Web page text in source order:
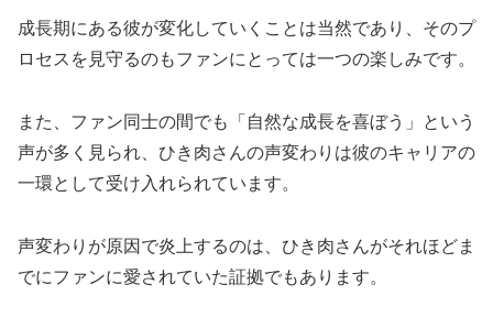
成長期にある彼が変化していくことは当然であり、そのプ
ロセスを見守るのもファンにとっては一つの楽しみです。
また、ファン同士の間でも「自然な成長を喜ぼう」という
声が多く見られ、ひき肉さんの声変わりは彼のキャリアの
一環として受け入れられています。
声変わりが原因で炎上するのは、ひき肉さんがそれほどま
でにファンに愛されていた証拠でもあります。